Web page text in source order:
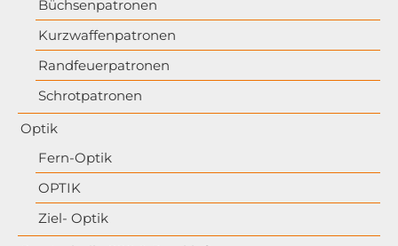
Büchsenpatronen
Kurzwaffenpatronen
Randfeuerpatronen
Schrotpatronen
Optik
Fern-Optik
OPTIK
Ziel- Optik